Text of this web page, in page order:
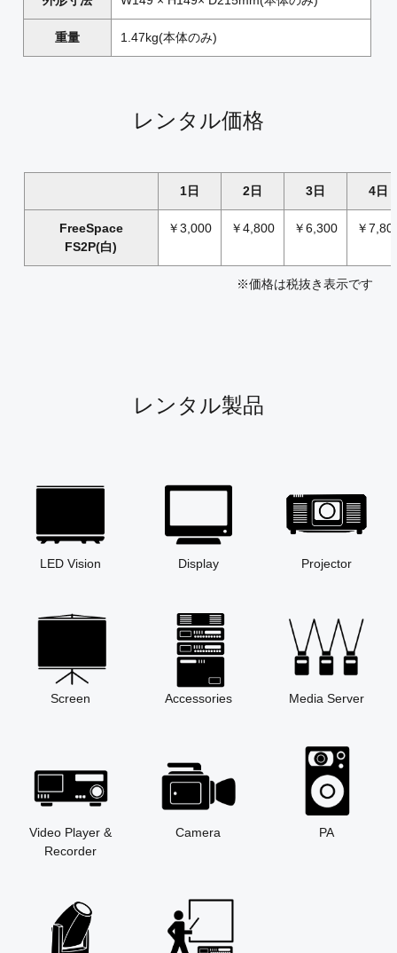
重量 1.47kg(本体のみ)
レンタル価格
1日 2日 3日 4日
FreeSpace
FS2P(白)
￥3,000 ￥4,800 ￥6,300 ￥
※価格は税抜き表示です
レンタル製品
LED Vision Display Projector
Screen Accessories Media Server
Video Player &
Recorder
Camera PA